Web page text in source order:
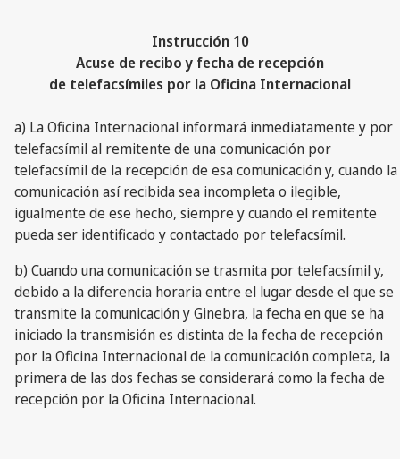
Instrucción 10
Acuse de recibo y fecha de recepción
de telefacsímiles por la Oficina Internacional
a) La Oficina Internacional informará inmediatamente y por
telefacsímil al remitente de una comunicación por
telefacsímil de la recepción de esa comunicación y, cuando la
comunicación así recibida sea incompleta o ilegible,
igualmente de ese hecho, siempre y cuando el remitente
pueda ser identificado y contactado por telefacsímil.
b) Cuando una comunicación se trasmita por telefacsímil y,
debido a la diferencia horaria entre el lugar desde el que se
transmite la comunicación y Ginebra, la fecha en que se ha
iniciado la transmisión es distinta de la fecha de recepción
por la Oficina Internacional de la comunicación completa, la
primera de las dos fechas se considerará como la fecha de
recepción por la Oficina Internacional.